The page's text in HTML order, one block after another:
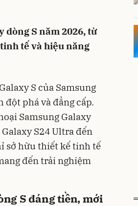
dòng S năm 2026, từ
tế và hiệu năng
S của Samsung
phá và đẳng cấp.
Samsung Galaxy
S24 Ultra đến
sở hữu thiết kế tinh tế
đến trải nghiệm
S đáng tiền, mới